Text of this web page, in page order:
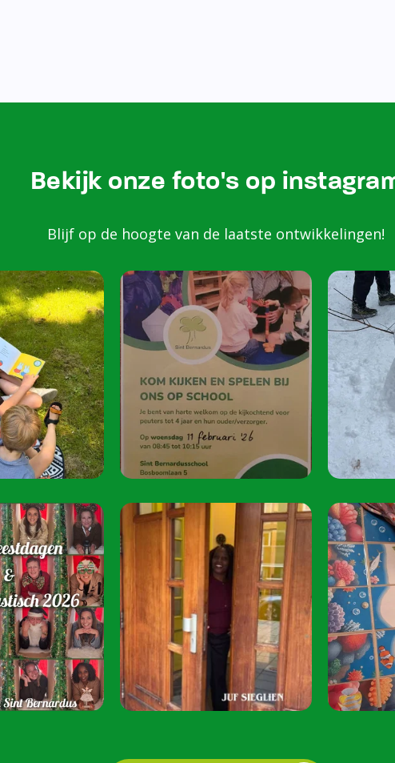
Kom
Peuters van 2
harte welkom
juni 2026 van
Speel je mee?